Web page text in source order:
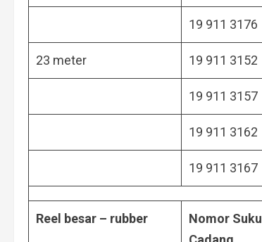
19 911 3176
23 meter 19 911 3152
19 911 3157
19 911 3162
19 911 3167
Reel besar – rubber
Nomor Suku